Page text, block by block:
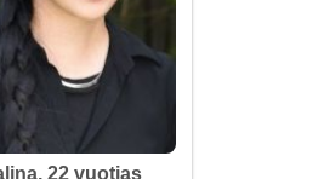
22 vuotias